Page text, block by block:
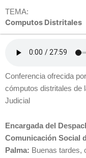
TEMA:
Computos Distritales
Conferencia ofrecida
cómputos distritales de
Judicial
Encargada del
Comunicación Social
Palma: Buenas tardes,